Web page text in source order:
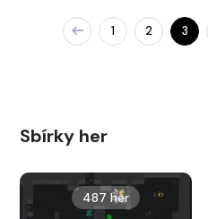
1 2 3
Sbírky her
487 her